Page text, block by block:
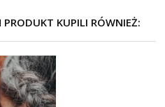
KUPILI RÓWNIEŻ: